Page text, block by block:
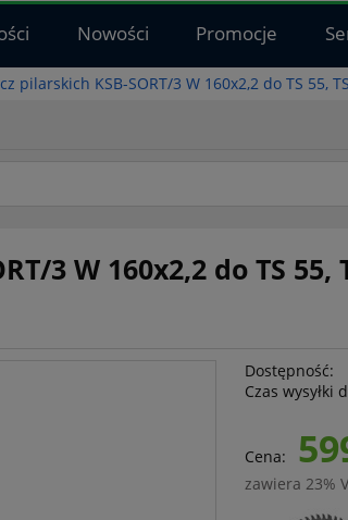
Nowości Promocje
pilarskich KSB-SORT/3 W 160x2,2 do TS 55,
3 W 160x2,2 do TS 55,
Dostępność:
Czas wysyłki
Cena:
zawiera 23%